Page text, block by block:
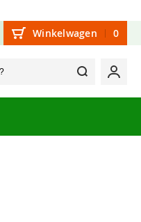
Winkelwagen 0
Welk
Mijn